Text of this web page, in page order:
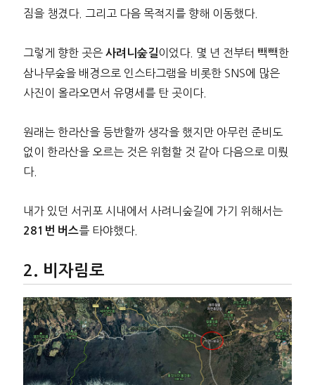
짐을 챙겼다. 그리고 다음 목적지를 향해 이동했다.
그렇게 향한 곳은 사려니숲길 이었다. 몇 년 전부터 빽빽한
삼나무숲을 배경으로 인스타그램을 비롯한 SNS에 많은
사진이 올라오면서 유명세를 탄 곳이다.
원래는 한라산을 등반할까 생각을 했지만 아무런 준비도
없이 한라산을 오르는 것은 위험할 것 같아 다음으로 미뤘
다.
내가 있던 서귀포 시내에서 사려니숲길에 가기 위해서는
281번 버스를 타야했다.
비자림로